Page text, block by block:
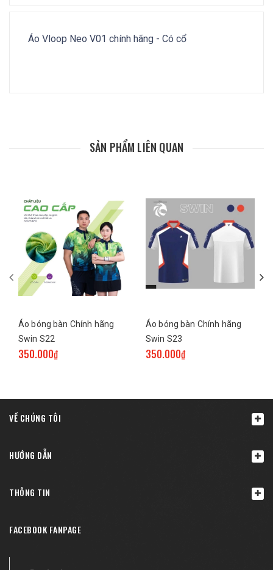
Áo Vloop Neo V01 chính hãng - Có cổ
SẢN PHẨM LIÊN QUAN
Áo bóng bàn Chính hãng
Swin S22
350.000₫
Áo bóng bàn Chính hãng
Swin S23
350.000₫
VỀ CHÚNG TÔI
HƯỚNG DẪN
THÔNG TIN
FACEBOOK FANPAGE